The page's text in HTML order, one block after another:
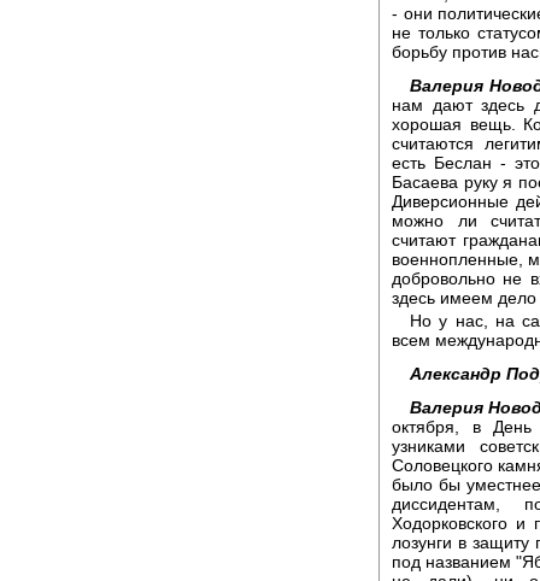
- они
не только
борьбу против
Валерия
нам дают здесь
хорошая вещь.
считаются
есть Беслан -
Басаева руку я
Диверсионные
можно ли
считают
военнопленные,
добровольно не
здесь имеем дело
Но у нас, на
всем
Александр
Валерия
октября, в День
узниками
Соловецкого
было бы
диссидентам,
Ходорковского и
лозунги в защиту
под названием